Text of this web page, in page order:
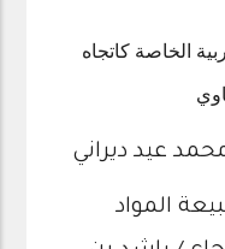
الخاصة كاتجاه
عيد ديراني
المواد